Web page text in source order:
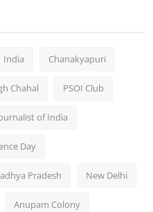
India Chanakyapuri
Chahal PSOI Club
of India
Day
Pradesh New Delhi
Anupam Colony